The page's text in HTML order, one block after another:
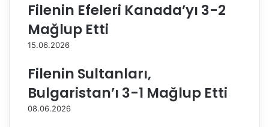
T
a
k
m
m
ı
b
m
n
Filenin Efeleri Kanada’yı 3-2
Mağlup Etti
15.06.2026
Filenin Sultanları,
Bulgaristan’ı 3-1 Mağlup Etti
08.06.2026